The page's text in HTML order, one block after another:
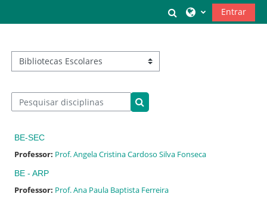
Alternar aEntrar
Categorias de disciplinas
Pesquisar disciplinas
Pesquisar disciplinas
BE-SEC
Professor: Prof. Angela Cristina Cardoso Silva Fonseca
BE - ARP
Professor: Prof. Ana Paula Baptista Ferreira